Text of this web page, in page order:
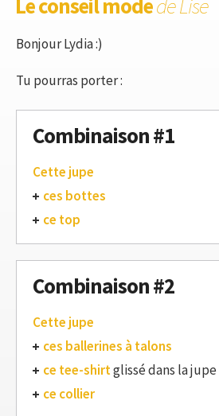
Le conseil modede Lise
Bonjour Lydia :)
Tu pourras porter :
Combinaison #1
Cette jupe
ces bottes
ce top
Combinaison #2
Cette jupe
ces ballerines à talons
ce tee-shirtglissé dans la jupe
ce collier